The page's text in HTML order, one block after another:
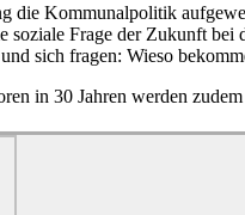
die Kommunalpolitik
soziale Frage der Zukunft
sich fragen: Wieso
in 30 Jahren werden